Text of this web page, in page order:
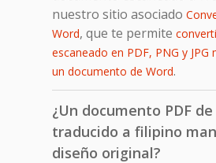
nuestro sitio asociado
Word, que te permite
escaneado en PDF, PNG y JPG
un documento de Word.
¿Un documento PDF
traducido a filipino
diseño original?